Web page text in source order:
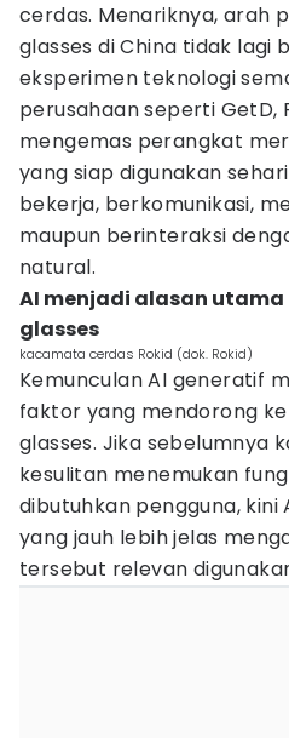
cerdas. Menariknya, arah
glasses di China tidak lagi
eksperimen teknologi
perusahaan seperti GetD,
mengemas perangkat
yang siap digunakan
bekerja, berkomunikasi,
maupun berinteraksi
natural.
AI menjadi alasan
glasses
kacamata cerdas Rokid (dok. Rokid)
Kemunculan AI generatif
faktor yang mendorong
glasses. Jika sebelumnya
kesulitan menemukan
dibutuhkan pengguna, kini
yang jauh lebih jelas
tersebut relevan